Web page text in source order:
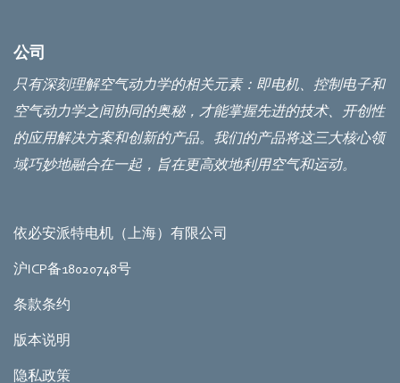
公司
只有深刻理解空气动力学的相关元素：即电机、控制电子和
空气动力学之间协同的奥秘，才能掌握先进的技术、开创性
的应用解决方案和创新的产品。我们的产品将这三大核心领
域巧妙地融合在一起，旨在更高效地利用空气和运动。
依必安派特电机（上海）有限公司
沪ICP备18020748号
条款条约
版本说明
隐私政策